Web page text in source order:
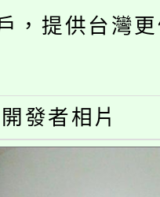
年度學生
住民語歌
學年度第
甄選結果(
學年度第
甄選結果(
大學推廣
溝通分析基
，提供台灣
開發者相片